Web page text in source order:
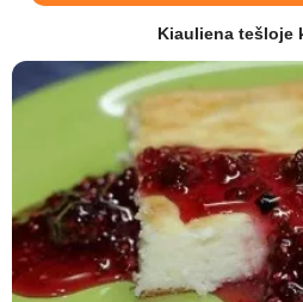
Kiauliena tešloje